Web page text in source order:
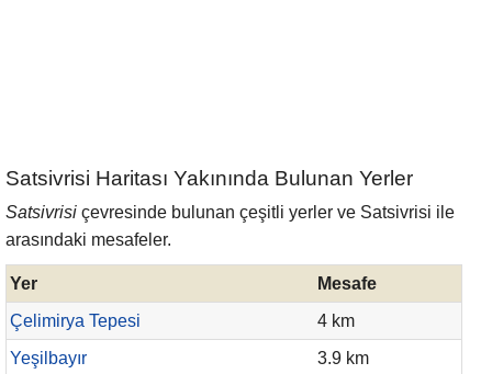
Satsivrisi Haritası Yakınında Bulunan Yerler
Satsivrisi çevresinde bulunan çeşitli yerler ve Satsivrisi ile
arasındaki mesafeler.
Yer
Mesafe
Çelimirya Tepesi
4 km
Yeşilbayır
3.9 km